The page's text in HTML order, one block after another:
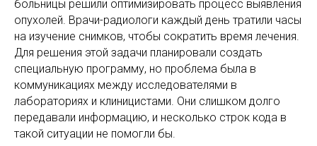
больницы решили оптимизировать процесс выявления
опухолей. Врачи-радиологи каждый день тратили часы
на изучение снимков, чтобы сократить время лечения.
Для решения этой задачи планировали создать
специальную программу, но проблема была в
коммуникациях между исследователями в
лабораториях и клиницистами. Они слишком долго
передавали информацию, и несколько строк кода в
такой ситуации не помогли бы.